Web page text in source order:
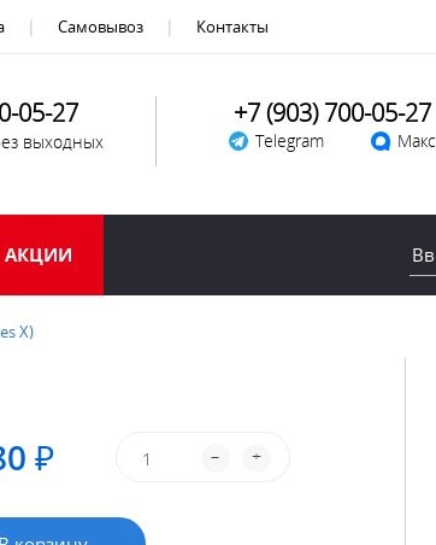
Самовывоз Контакты
05-27
выходных
+7 (903) 700-05-27
Telegram Макс
АКЦИИ
X)
₽ +
–